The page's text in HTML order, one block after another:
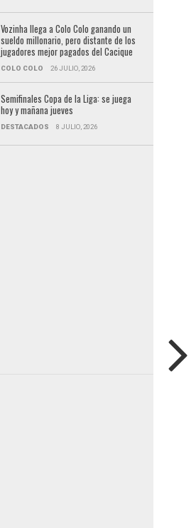
Vozinha llega a Colo Colo ganando un
sueldo millonario, pero distante de los
jugadores mejor pagados del Cacique
COLO COLO 26 JULIO, 2026
Semifinales Copa de la Liga: se juega
hoy y mañana jueves
DESTACADOS 8 JULIO, 2026